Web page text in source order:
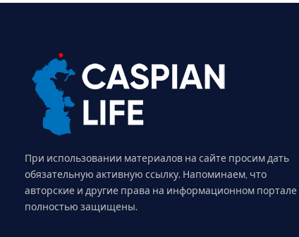
При использовании материалов на сайте просим дать
обязательную активную ссылку. Напоминаем, что
авторские и другие права на информационном портале
полностью защищены.